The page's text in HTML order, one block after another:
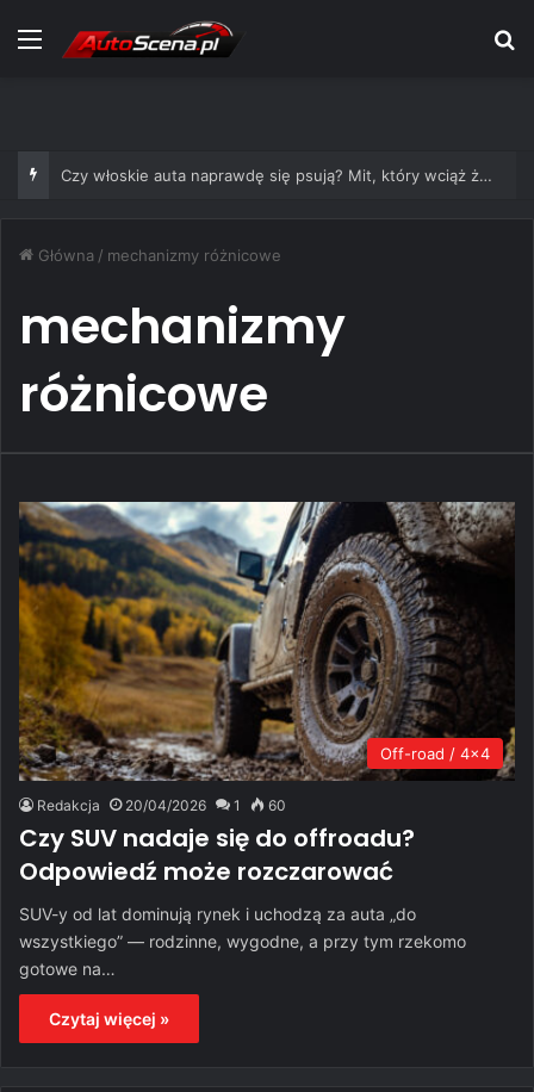
Menu
Czy włoskie auta naprawdę się psują? Mit, który wciąż żyje
Główna / mechanizmy różnicowe
mechanizmy
różnicowe
Off-road / 4x4
Redakcja 20/04/2026 1 60
Czy SUV nadaje się do offroadu?
Odpowiedź może rozczarować
SUV-y od lat dominują rynek i uchodzą za auta „do
wszystkiego” — rodzinne, wygodne, a przy tym rzekomo
gotowe na…
Czytaj więcej »